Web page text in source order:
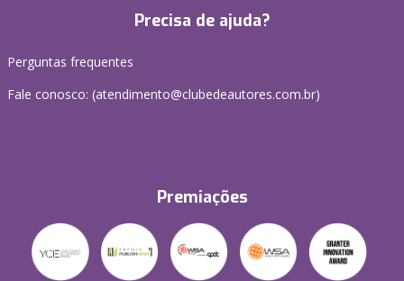
Precisa de ajuda?
Perguntas frequentes
Fale conosco: (atendimento@clubedeautores.com.br)
Premiações